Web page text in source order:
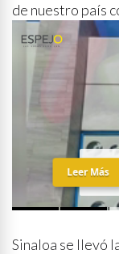
de nuestro país
Leer Más
Sinaloa se llevó